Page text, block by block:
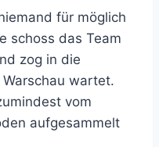
für möglich
schoss das Team
zog in die
wartet.
vom
aufgesammelt